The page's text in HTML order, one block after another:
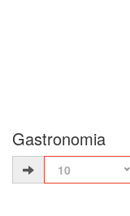
Gastronomia
10